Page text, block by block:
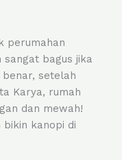
perumahan
bagus jika
benar, setelah
Karya, rumah
dan mewah!
bikin kanopi di